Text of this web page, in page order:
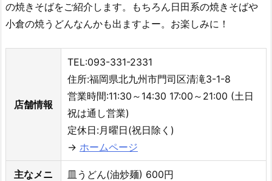
の焼きそばをご紹介します。もちろん日田系の焼きそばや
小倉の焼うどんなんかも出ますよー。お楽しみに！
店舗情報
TEL:093-331-2331
住所:福岡県北九州市門司区清滝3-1-8
営業時間:11:30～14:30 17:00～21:00 (土日
祝は通し営業)
定休日:月曜日(祝日除く)
→ ホームページ
主なメニ
皿うどん(油炒麺) 600円